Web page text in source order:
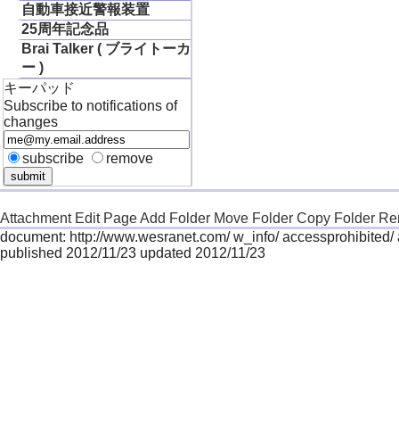
自動車接近警報装置
25周年記念品
Brai Talker ( ブライトーカ
ー )
キーパッド
Subscribe to notifications of
changes
subscribe remove
Attachment Edit PageAdd Folder Move Folder Copy Folder
document: http://www.wesranet.com/ w_info/
published 2012/11/23 updated 2012/11/23